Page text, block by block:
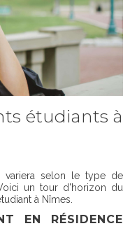
étudiants à
variera selon le type de
un tour d'horizon du
à Nîmes.
EN RÉSIDENCE